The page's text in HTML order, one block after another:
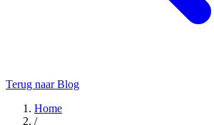
Terug naar Blog
Home
/